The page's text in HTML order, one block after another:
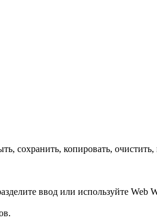
сохранить, копировать,
ввод или используйте Web